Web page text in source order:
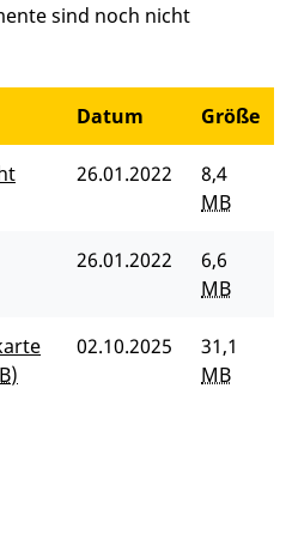
sind noch nicht
Datum Größe
26.01.2022
8,4
MB
26.01.2022
6,6
MB
)
02.10.2025
31,1
MB